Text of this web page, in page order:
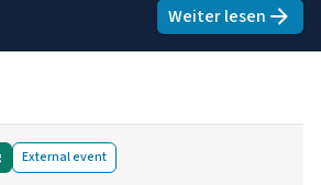
Weiter lesen
about
Externalevent